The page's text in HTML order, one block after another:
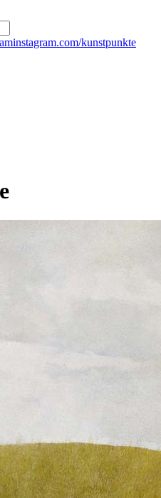
instagram.com/kunstpunkte